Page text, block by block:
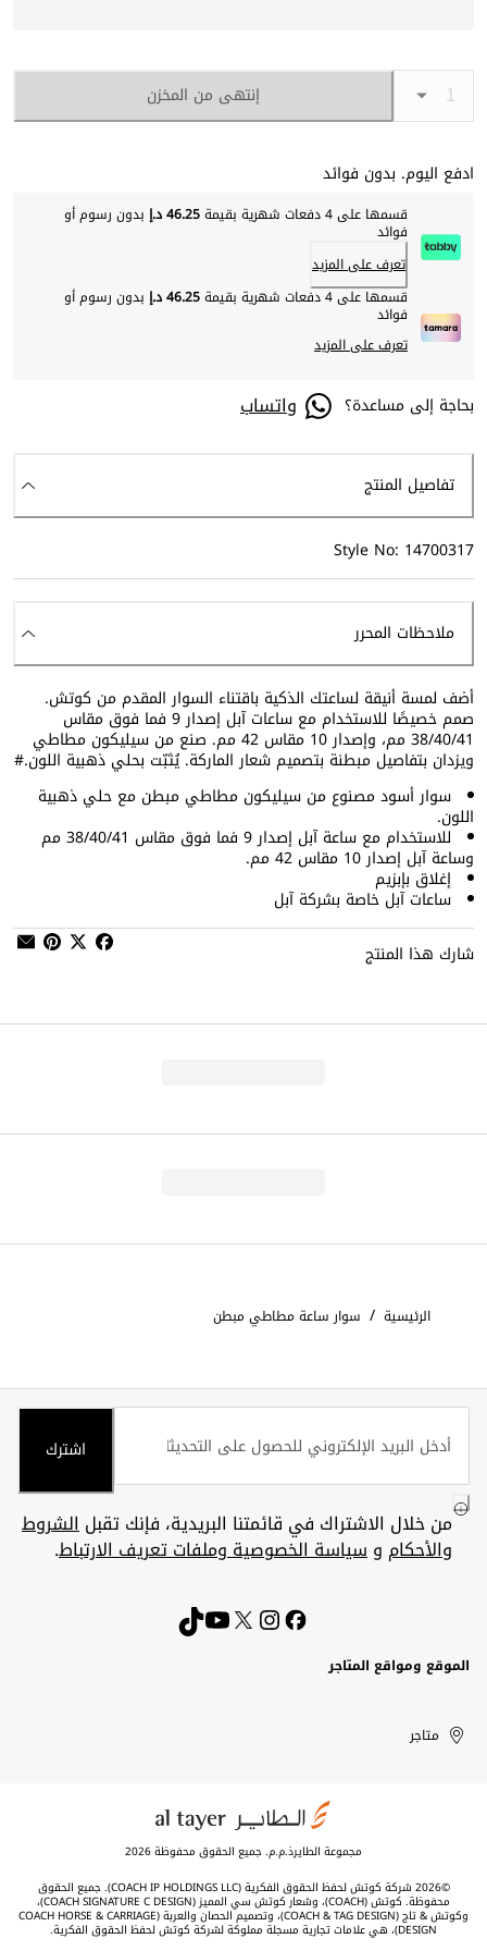
إنتهى من المخزن
ادفع اليوم. بدون فوائد
قسمها على 4 دفعات شهرية بقيمة 46.25 د.إ بدون رسوم أو
فوائد
تعرف على المزيد
قسمها على 4 دفعات شهرية بقيمة
46.25 د.إ بدون رسوم أو
فوائد
تعرف على المزيد
بحاجة إلى مساعدة؟ واتساب
تفاصيل المنتج
Style No: 14700317
ملاحظات المحرر
أضف لمسة أنيقة لساعتك الذكية باقتناء السوار المقدم من كوتش.
صمم خصيصًا للاستخدام مع ساعات آبل إصدار 9 فما فوق مقاس
38/40/41 مم، وإصدار 10 مقاس 42 مم. صنع من سيليكون مطاطي
ويزدان بتفاصيل مبطنة بتصميم شعار الماركة. يُثبّت بحلي ذهبية اللون.#
سوار أسود مصنوع من سيليكون مطاطي مبطن مع حلي ذهبية
اللون.
للاستخدام مع ساعة آبل إصدار 9 فما فوق مقاس 38/40/41 مم
وساعة آبل إصدار 10 مقاس 42 مم.
إغلاق بإبزيم
ساعات آبل خاصة بشركة آبل
شارك هذا المنتج
الرئيسية / سوار ساعة مطاطي مبطن
اشترك
من خلال الاشتراك في قائمتنا البريدية، فإنك تقبلالشروط
والأحكام وسياسة الخصوصية وملفات تعريف الارتباط.
الموقع ومواقع المتاجر
United
Arab
Kuwait
الإمارات
العربية
الكويت
متاجر
مجموعة الطايرذ.م.م. جميع الحقوق محفوظة 2026
©2026 شركة كوتش لحفظ الحقوق الفكرية (COACH IP HOLDINGS LLC). جميع الحقوق
محفوظة. كوتش (COACH)، وشعار كوتش سي المميز (COACH SIGNATURE C DESIGN)،
وكوتش & تاج (COACH & TAG DESIGN)، وتصميم الحصان والعربة (COACH HORSE & CARRIAGE
DESIGN)، هي علامات تجارية مسجلة مملوكة لشركة كوتش لحفظ الحقوق الفكرية.